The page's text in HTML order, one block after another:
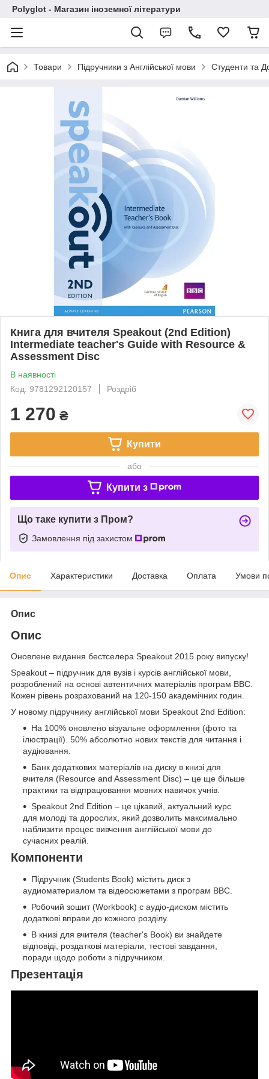
Polyglot - Магазин іноземної літератури
Товари Підручники з Англійської мови Студенти та
Книга для вчителя Speakout (2nd Edition)
Intermediate teacher's Guide with Resource &
Assessment Disc
В наявності
Код: 9781292120157
Роздріб
1 270 ₴
Купити
або
Купити з
Що таке купити з Пром?
Замовлення під захистом
Опис Характеристики Доставка Оплата Умови
Опис
Опис
Оновлене видання бестселера Speakout 2015 року випуску!
Speakout – підручник для вузів і курсів англійської мови,
розроблений на основі автентичних матеріалів програм BBC.
Кожен рівень розрахований на 120-150 академічних годин.
У новому підручнику англійської мови Speakout 2nd Edition:
На 100% оновлено візуальне оформлення (фото та
ілюстрації). 50% абсолютно нових текстів для читання і
аудіювання.
Банк додаткових матеріалів на диску в книзі для
вчителя (Resource and Assessment Disc) – це ще більше
практики та відпрацювання мовних навичок учнів.
Speakout 2nd Edition – це цікавий, актуальний курс
для молоді та дорослих, який дозволить максимально
наблизити процес вивчення англійської мови до
сучасних реалій.
Компоненти
Підручник (Students Book) містить диск з
аудиоматериалом та відеосюжетами з програм ВВС.
Робочий зошит (Workbook) c аудіо-диском містить
додаткові вправи до кожного розділу.
В книзі для вчителя (teacher's Book) ви знайдете
відповіді, роздаткові матеріали, тестові завдання,
поради щодо роботи з підручником.
Презентація